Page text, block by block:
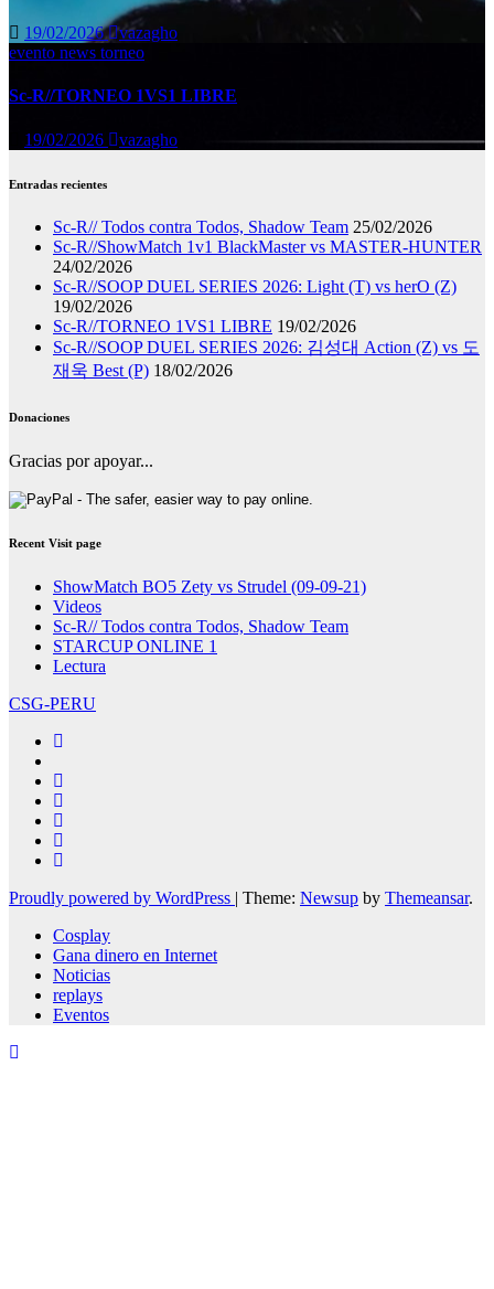
19/02/2026 vazagho
evento news torneo
Sc-R//TORNEO 1VS1 LIBRE
19/02/2026 vazagho
Entradas recientes
Sc-R// Todos contra Todos, Shadow Team 25/02/2026
Sc-R//ShowMatch 1v1 BlackMaster vs MASTER-HUNTER
24/02/2026
Sc-R//SOOP DUEL SERIES 2026: Light (T) vs herO (Z)
19/02/2026
Sc-R//TORNEO 1VS1 LIBRE 19/02/2026
Sc-R//SOOP DUEL SERIES 2026: 김성대 Action (Z) vs 도
재욱 Best (P) 18/02/2026
Donaciones
Gracias por apoyar...
Recent Visit page
ShowMatch BO5 Zety vs Strudel (09-09-21)
Videos
Sc-R// Todos contra Todos, Shadow Team
STARCUP ONLINE 1
Lectura
CSG-PERU
Proudly powered by WordPress | Theme: Newsup by Themeansar.
Cosplay
Gana dinero en Internet
Noticias
replays
Eventos